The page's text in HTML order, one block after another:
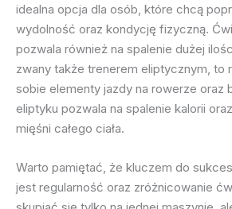
idealna opcja dla osób, które chcą
wydolność oraz kondycję fizyczną.
pozwala również na spalenie dużej
zwany także trenerem eliptycznym, to
sobie elementy jazdy na rowerze oraz
eliptyku pozwala na spalenie kalorii
mięśni całego ciała.
Warto pamiętać, że kluczem do
jest regularność oraz zróżnicowanie